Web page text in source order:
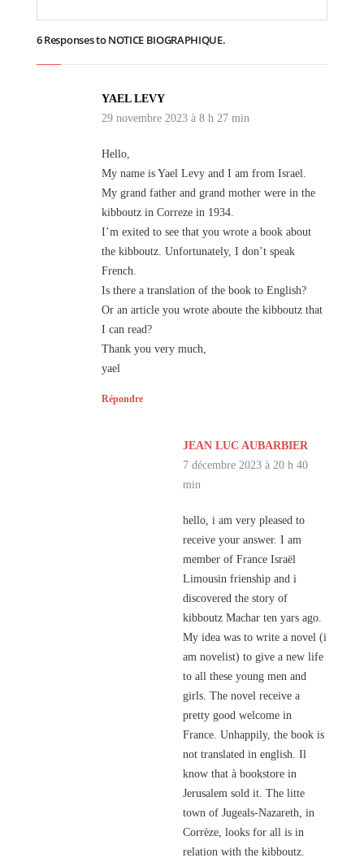
6 Responses to NOTICE BIOGRAPHIQUE.
YAEL LEVY
29 novembre 2023 à 8 h 27 min
Hello,
My name is Yael Levy and I am from Israel.
My grand father and grand mother were in the
kibboutz in Correze in 1934.
I’m exited to see that you wrote a book about
the kibboutz. Unfortunately, I don’t speak
French.
Is there a translation of the book to English?
Or an article you wrote aboute the kibboutz that
I can read?
Thank you very much,
yael
Répondre
JEAN LUC AUBARBIER
7 décembre 2023 à 20 h 40
min
hello, i am very pleased to
receive your answer. I am
member of France Israël
Limousin frienship and i
discovered the story of
kibboutz Machar ten yars ago.
My idea was to write a novel (i
am novelist) to give a new life
to all these young men and
girls. The novel receive a
pretty good welcome in
France. Unhappily, the book is
not translated in english. Il
know that à bookstore in
Jerusalem sold it. The litte
town of Jugeals-Nazareth, in
Corrèze, looks for all is in
relation with the kibboutz.